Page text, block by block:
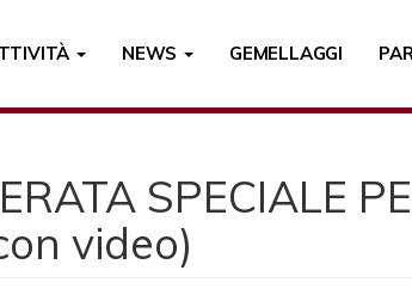
NEWS GEMELLAGGI
SPECIALE
video)